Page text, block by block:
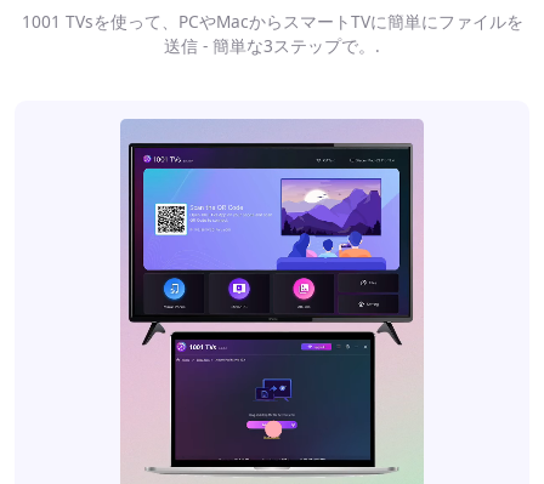
1001 TVsを使って、PCやMacからスマートTVに簡単にファイルを
送信 - 簡単な3ステップで。.